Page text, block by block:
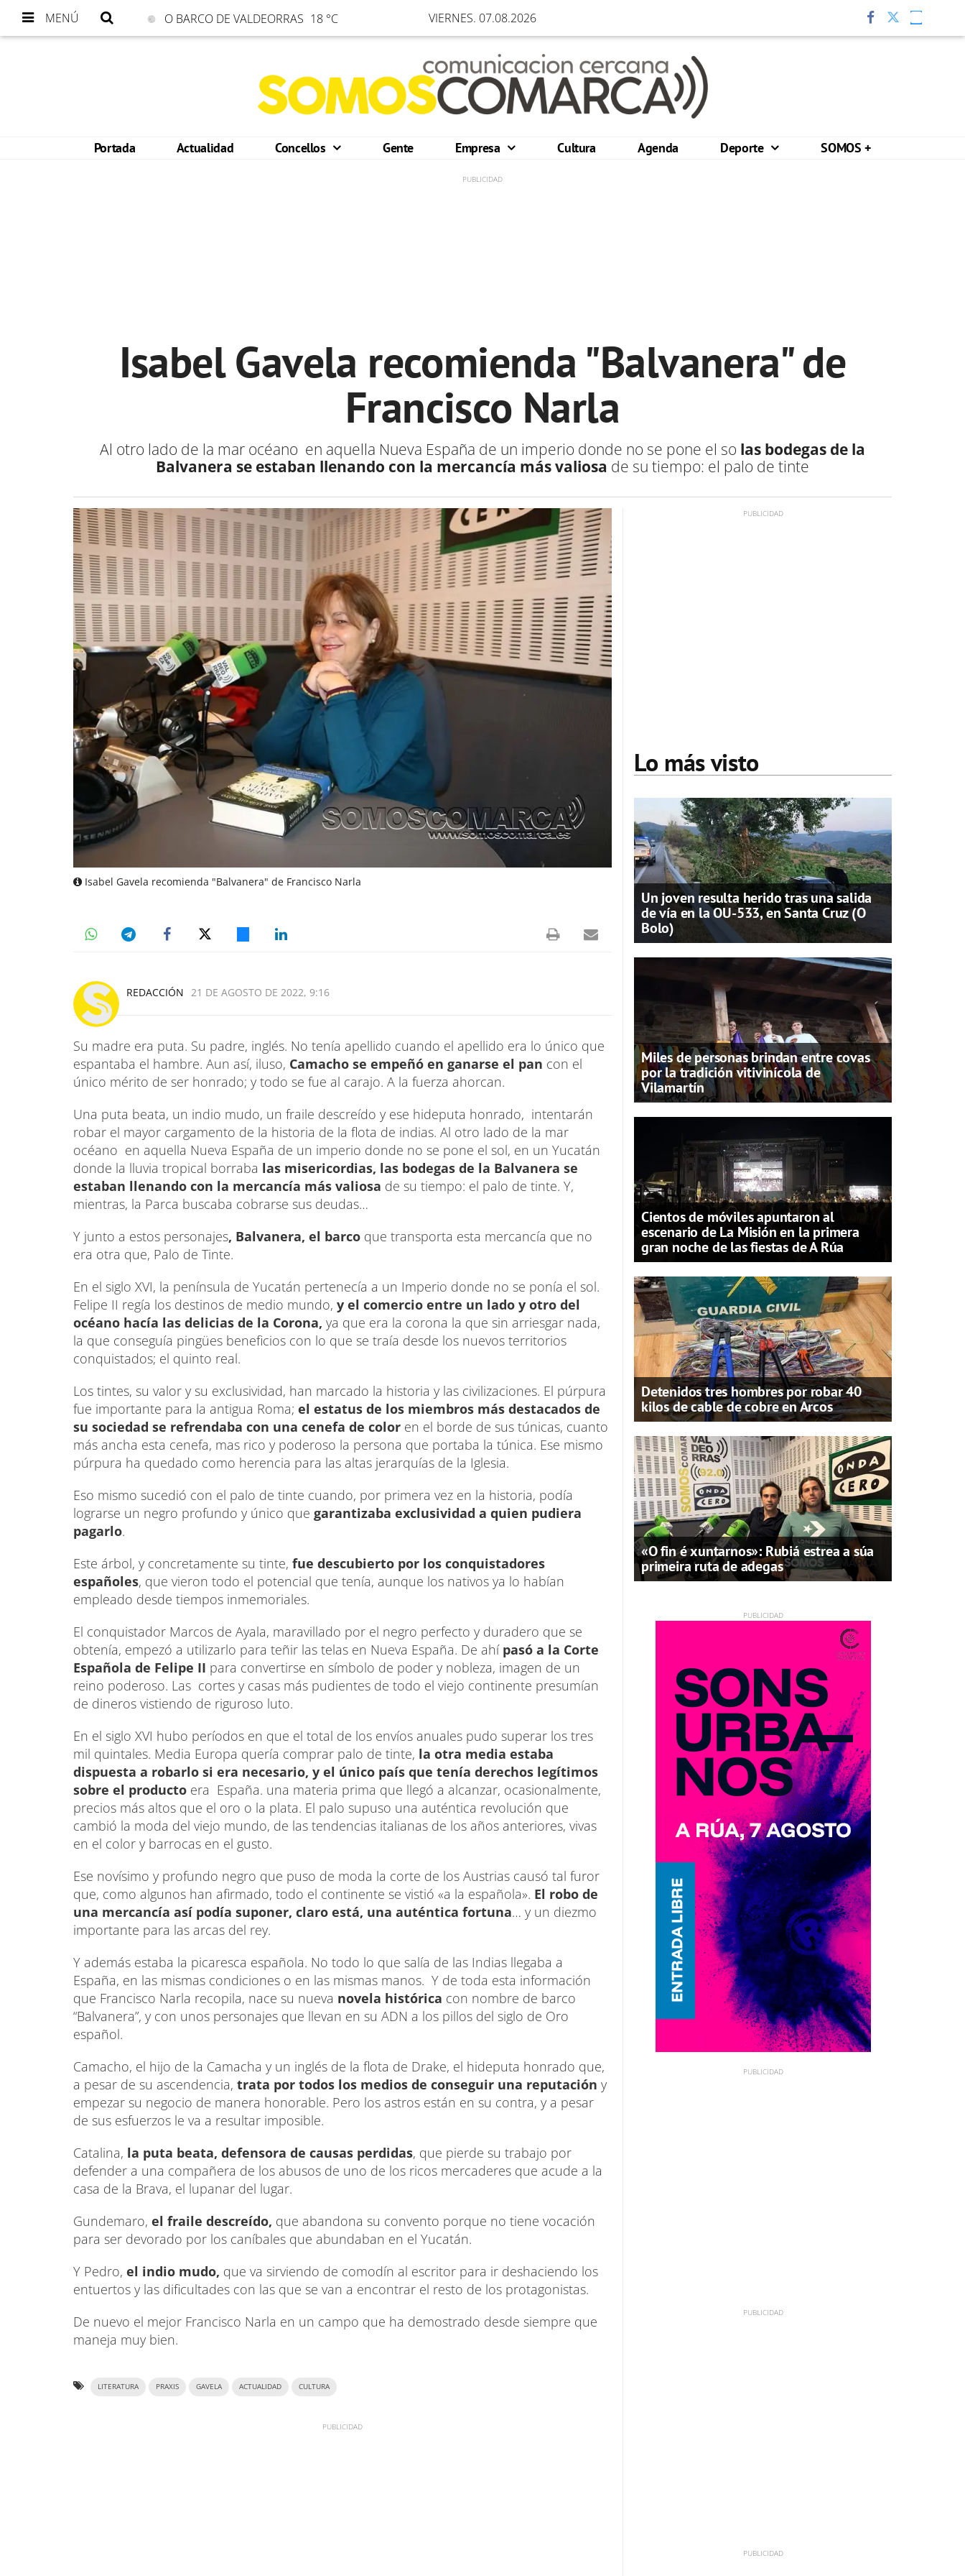
MENÚ O BARCO DE VALDEORRAS 18 °C VIERNES. 07.08.2026
Portada Actualidad Concellos Gente Empresa Cultura Agenda Deporte SOMOS +
Isabel Gavela recomienda "Balvanera" de
Francisco Narla
Al otro lado de la mar océano en aquella Nueva España de un imperio donde no se pone el so las bodegas de la
Balvanera se estaban llenando con la mercancía más valiosa de su tiempo: el palo de tinte
Isabel Gavela recomienda "Balvanera" de Francisco Narla
REDACCIÓN 21 DE AGOSTO DE 2022, 9:16
Su madre era puta. Su padre, inglés. No tenía apellido cuando el apellido era lo único que
espantaba el hambre. Aun así, iluso, Camacho se empeñó en ganarse el pan con el
único mérito de ser honrado; y todo se fue al carajo. A la fuerza ahorcan.
Una puta beata, un indio mudo, un fraile descreído y ese hideputa honrado, intentarán
robar el mayor cargamento de la historia de la flota de indias. Al otro lado de la mar
océano en aquella Nueva España de un imperio donde no se pone el sol, en un Yucatán
donde la lluvia tropical borraba las misericordias, las bodegas de la Balvanera se
estaban llenando con la mercancía más valiosa de su tiempo: el palo de tinte. Y,
mientras, la Parca buscaba cobrarse sus deudas…
Y junto a estos personajes, Balvanera, el barco que transporta esta mercancía que no
era otra que, Palo de Tinte.
En el siglo XVI, la península de Yucatán pertenecía a un Imperio donde no se ponía el sol.
Felipe II regía los destinos de medio mundo, y el comercio entre un lado y otro del
océano hacía las delicias de la Corona, ya que era la corona la que sin arriesgar nada,
la que conseguía pingües beneficios con lo que se traía desde los nuevos territorios
conquistados; el quinto real.
Los tintes, su valor y su exclusividad, han marcado la historia y las civilizaciones. El púrpura
fue importante para la antigua Roma; el estatus de los miembros más destacados de
su sociedad se refrendaba con una cenefa de color en el borde de sus túnicas, cuanto
más ancha esta cenefa, mas rico y poderoso la persona que portaba la túnica. Ese mismo
púrpura ha quedado como herencia para las altas jerarquías de la Iglesia.
Eso mismo sucedió con el palo de tinte cuando, por primera vez en la historia, podía
lograrse un negro profundo y único que garantizaba exclusividad a quien pudiera
pagarlo.
Este árbol, y concretamente su tinte, fue descubierto por los conquistadores
españoles, que vieron todo el potencial que tenía, aunque los nativos ya lo habían
empleado desde tiempos inmemoriales.
El conquistador Marcos de Ayala, maravillado por el negro perfecto y duradero que se
obtenía, empezó a utilizarlo para teñir las telas en Nueva España. De ahí pasó a la Corte
Española de Felipe II para convertirse en símbolo de poder y nobleza, imagen de un
reino poderoso. Las cortes y casas más pudientes de todo el viejo continente presumían
de dineros vistiendo de riguroso luto.
En el siglo XVI hubo períodos en que el total de los envíos anuales pudo superar los tres
mil quintales. Media Europa quería comprar palo de tinte, la otra media estaba
dispuesta a robarlo si era necesario, y el único país que tenía derechos legítimos
sobre el producto era España. una materia prima que llegó a alcanzar, ocasionalmente,
precios más altos que el oro o la plata. El palo supuso una auténtica revolución que
cambió la moda del viejo mundo, de las tendencias italianas de los años anteriores, vivas
en el color y barrocas en el gusto.
Ese novísimo y profundo negro que puso de moda la corte de los Austrias causó tal furor
que, como algunos han afirmado, todo el continente se vistió «a la española». El robo de
una mercancía así podía suponer, claro está, una auténtica fortuna… y un diezmo
importante para las arcas del rey.
Y además estaba la picaresca española. No todo lo que salía de las Indias llegaba a
España, en las mismas condiciones o en las mismas manos. Y de toda esta información
que Francisco Narla recopila, nace su nueva novela histórica con nombre de barco
“Balvanera”, y con unos personajes que llevan en su ADN a los pillos del siglo de Oro
español.
Camacho, el hijo de la Camacha y un inglés de la flota de Drake, el hideputa honrado que,
a pesar de su ascendencia, trata por todos los medios de conseguir una reputación y
empezar su negocio de manera honorable. Pero los astros están en su contra, y a pesar
de sus esfuerzos le va a resultar imposible.
Catalina, la puta beata, defensora de causas perdidas, que pierde su trabajo por
defender a una compañera de los abusos de uno de los ricos mercaderes que acude a la
casa de la Brava, el lupanar del lugar.
Gundemaro, el fraile descreído, que abandona su convento porque no tiene vocación
para ser devorado por los caníbales que abundaban en el Yucatán.
Y Pedro, el indio mudo, que va sirviendo de comodín al escritor para ir deshaciendo los
entuertos y las dificultades con las que se van a encontrar el resto de los protagonistas.
De nuevo el mejor Francisco Narla en un campo que ha demostrado desde siempre que
maneja muy bien.
LITERATURA PRAXIS GAVELA ACTUALIDAD CULTURA
Lo más visto
Un joven resulta herido tras una salida
de vía en la OU-533, en Santa Cruz (O
Bolo)
Miles de personas brindan entre covas
por la tradición vitivinícola de
Vilamartín
Cientos de móviles apuntaron al
escenario de La Misión en la primera
gran noche de las fiestas de A Rúa
Detenidos tres hombres por robar 40
kilos de cable de cobre en Arcos
«O fin é xuntarnos»: Rubiá estrea a súa
primeira ruta de adegas